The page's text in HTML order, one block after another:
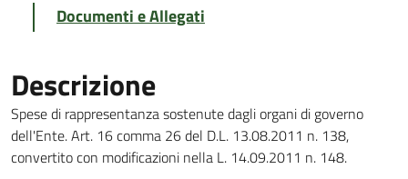
Documenti e Allegati
Descrizione
Spese di rappresentanza sostenute dagli organi di governo
dell'Ente. Art. 16 comma 26 del D.L. 13.08.2011 n. 138,
convertito con modificazioni nella L. 14.09.2011 n. 148.